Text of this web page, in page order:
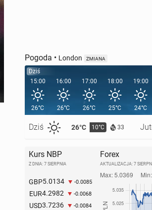
Pogoda • London ZMIANA
Dziś
15:00
26°C
Dziś 26°C 10°C 33
16:00
26°C
17:00
26°C
18:00
25°C
19:00
24°C
Kurs NBP
Z DNIA: 7 SIERPNIA
GBP5.0134 -0.0085
EUR4.2982 -0.0068
USD3.7236 -0.0084
Forex
AKTUALIZACJA: 7